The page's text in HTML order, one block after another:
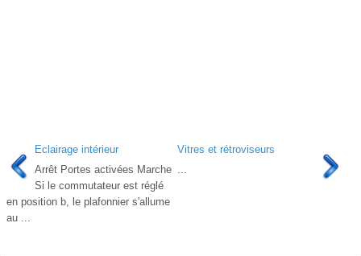
Eclairage intérieur
Arrêt Portes activées Marche
Si le commutateur est réglé
en position b, le plafonnier s'allume
au ...
Vitres et rétroviseurs